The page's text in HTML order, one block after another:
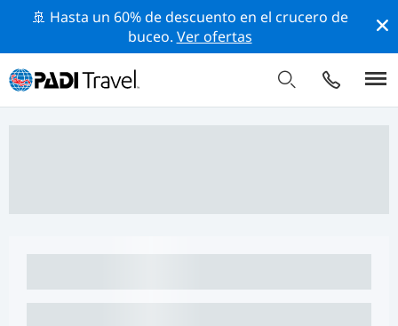
🚢 Hasta un 60% de descuento en el crucero de
buceo. Ver ofertas